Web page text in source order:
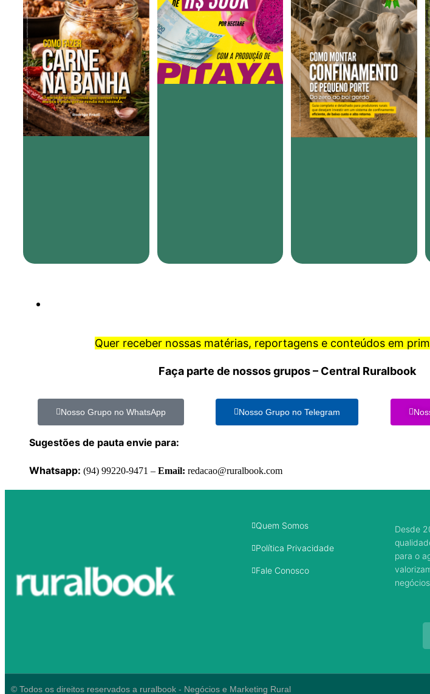
Quer receber nossas matérias, reportagens e conteúdos em
Faça parte de nossos grupos – Central Ruralbook
Nosso Grupo no WhatsApp Nosso Grupo no Telegram
Sugestões de pauta envie para:
Whatsapp: (94) 99220-9471 – Email: redacao@ruralbook.com
Quem Somos
Política Privacidade
Fale Conosco
Desde
para o
© Todos os direitos reservados a ruralbook - Negócios e Marketing Rural